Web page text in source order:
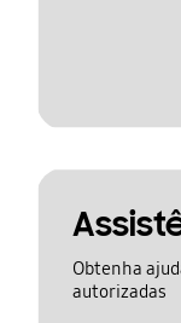
Obtenha
autorizadas